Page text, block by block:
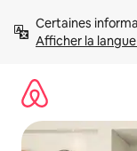
directement
Afficher la